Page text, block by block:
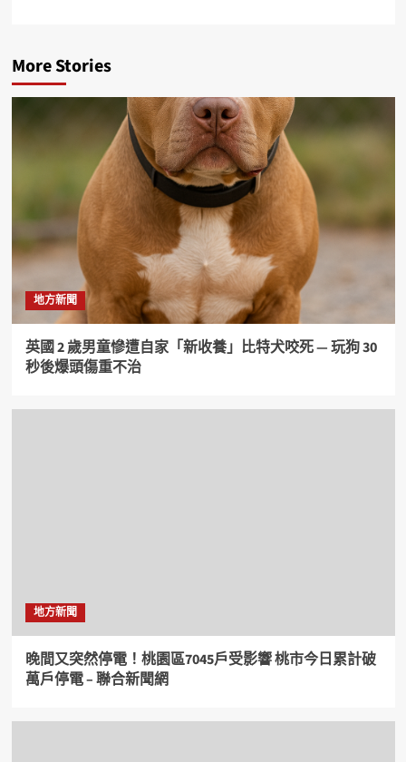
More Stories
地方新聞
英國 2 歲男童慘遭自家「新收養」比特犬咬死 — 玩狗 30
秒後爆頭傷重不治
地方新聞
晚間又突然停電！桃園區7045戶受影響 桃市今日累計破
萬戶停電 – 聯合新聞網